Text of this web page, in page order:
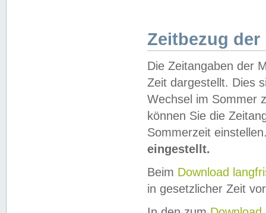
Zeitbezug der
Die Zeitangaben der
Zeit dargestellt. Dies
Wechsel im Sommer
können Sie die
Sommerzeit
eingestellt.
Beim Download
in gesetzlicher Zeit